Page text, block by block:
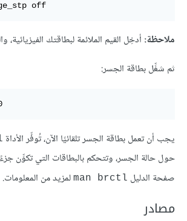
bridge_stp off
ملاحظة: أدخِل القيم الملائمة لبطاقتك الفيزيائية،
ثم شغِّل بطاقة الجسر:
يجب أن تعمل بطاقة الجسر تلقائيًا الآن، تُوفِّر الأداة
حول حالة الجسر، وتتحكم بالبطاقات التي تكوِّن
صفحة الدليل man brctl لمزيد من المعلومات.
مصادر